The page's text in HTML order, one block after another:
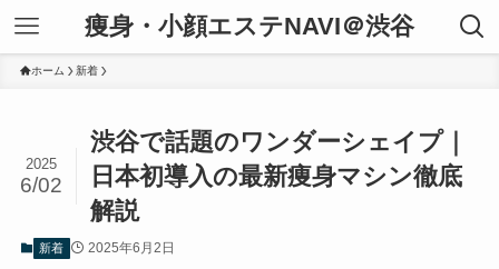
痩身・小顔エステNAVI＠渋谷
ホーム 新着
渋谷で話題のワンダーシェイプ｜
日本初導入の最新痩身マシン徹底
解説
2025
6/02
新着 2025年6月2日